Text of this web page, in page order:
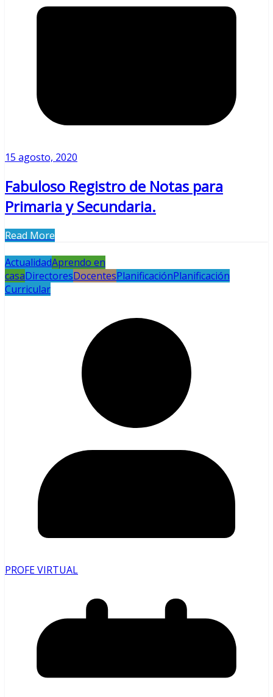
15 agosto, 2020
Fabuloso Registro de Notas para
Primaria y Secundaria.
Read More
ActualidadAprendo en
casaDirectoresDocentesPlanificaciónPlanificación
Curricular
PROFE VIRTUAL